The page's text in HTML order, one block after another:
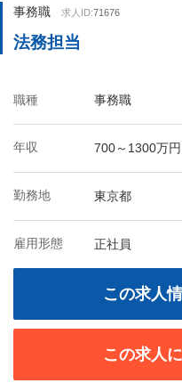
事務職 求人ID:71676
法務担当
職種 事務職
年収 700～1300万円
勤務地 東京都
雇用形態 正社員
この求人
この求人